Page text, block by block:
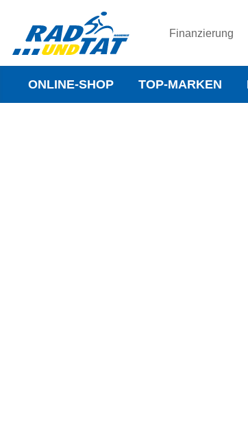
Finanzierung
ONLINE-SHOP TOP-MARKEN